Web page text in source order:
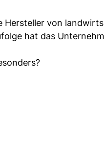
Hersteller von
hat das